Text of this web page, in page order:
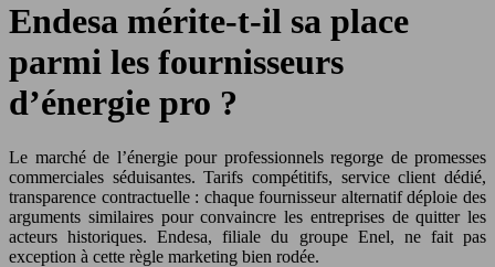
Endesa mérite-t-il sa place
parmi les fournisseurs
d’énergie pro ?
Le marché de l’énergie pour professionnels regorge de promesses
commerciales séduisantes. Tarifs compétitifs, service client dédié,
transparence contractuelle : chaque fournisseur alternatif déploie des
arguments similaires pour convaincre les entreprises de quitter les
acteurs historiques. Endesa, filiale du groupe Enel, ne fait pas
exception à cette règle marketing bien rodée.